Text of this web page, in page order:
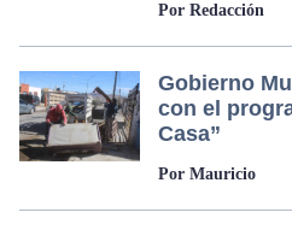
Por Redacción
Gobierno
con el
Casa”
Por Mauricio